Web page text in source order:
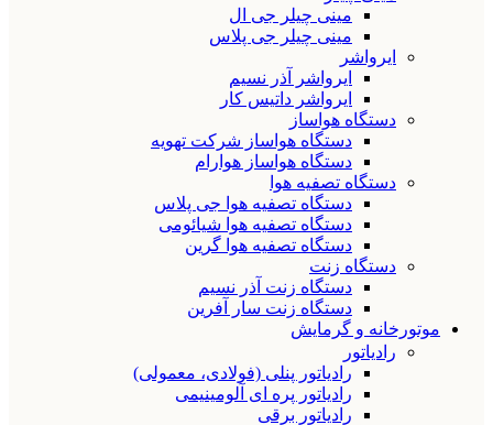
مینی چیلر جی ال
مینی چیلر جی پلاس
ایرواشر
ایرواشر آذر نسیم
ایرواشر داتیس کار
دستگاه هواساز
دستگاه هواساز شرکت تهویه
دستگاه هواساز هوارام
دستگاه تصفیه هوا
دستگاه تصفیه هوا جی پلاس
دستگاه تصفیه هوا شیائومی
دستگاه تصفیه هوا گرین
دستگاه زنت
دستگاه زنت آذر نسیم
دستگاه زنت سار آفرین
موتورخانه و گرمایش
رادیاتور
رادیاتور پنلی (فولادی، معمولی)
رادیاتور پره ای آلومینیمی
رادیاتور برقی